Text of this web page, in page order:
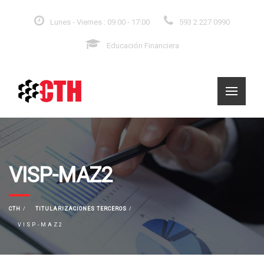
Lunes - Viernes : 09:00 - 17:00 593 2 227 0990
Educación Financiera
VISP-MAZ2
CTH TITULARIZACIONES TERCEROS
VISP-MAZ2